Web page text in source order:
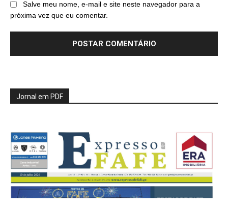
Salve meu nome, e-mail e site neste navegador para a
próxima vez que eu comentar.
Jornal em PDF